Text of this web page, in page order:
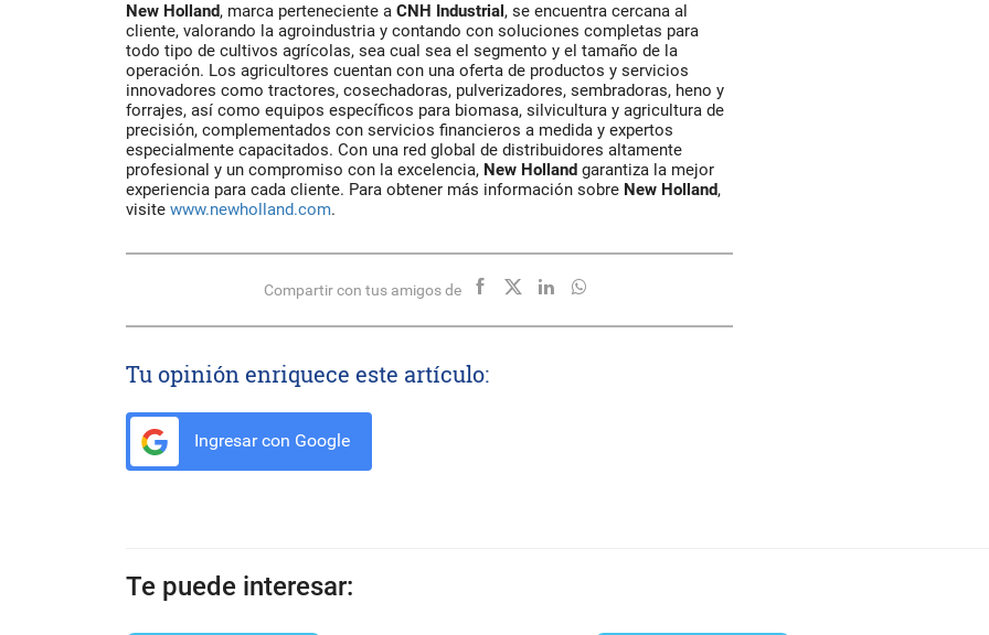
New Holland, marca perteneciente a CNH Industrial, se encuentra cercana al
cliente, valorando la agroindustria y contando con soluciones completas para
todo tipo de cultivos agrícolas, sea cual sea el segmento y el tamaño de la
operación. Los agricultores cuentan con una oferta de productos y servicios
innovadores como tractores, cosechadoras, pulverizadores, sembradoras, heno y
forrajes, así como equipos específicos para biomasa, silvicultura y agricultura de
precisión, complementados con servicios financieros a medida y expertos
especialmente capacitados. Con una red global de distribuidores altamente
profesional y un compromiso con la excelencia, New Holland garantiza la mejor
experiencia para cada cliente. Para obtener más información sobre New Holland,
visite www.newholland.com.
Compartir con tus amigos de
Tu opinión enriquece este artículo:
Ingresar con Google
Te puede interesar: